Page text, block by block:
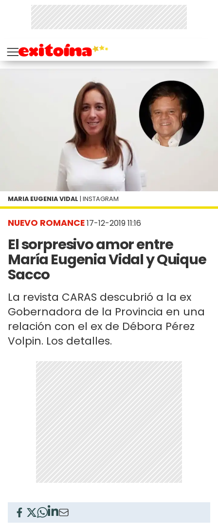
NUEVO ROMANCE17-12-2019 11:16
El sorpresivo amor entre
María Eugenia Vidal y Quique
Sacco
La revista CARAS descubrió a la ex
Gobernadora de la Provincia en una
relación con el ex de Débora Pérez
Volpin. Los detalles.
MARIA EUGENIA VIDAL | INSTAGRAM